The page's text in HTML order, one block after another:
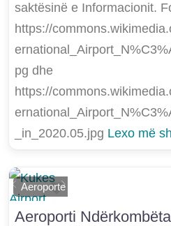
saktësinë e Informacionit.
https://
pg dhe
https://
_in_2020.05.jpg Lexo më
Shtoje si të
Aeroporte
E mëparshme
Më Tej
Aeroporti